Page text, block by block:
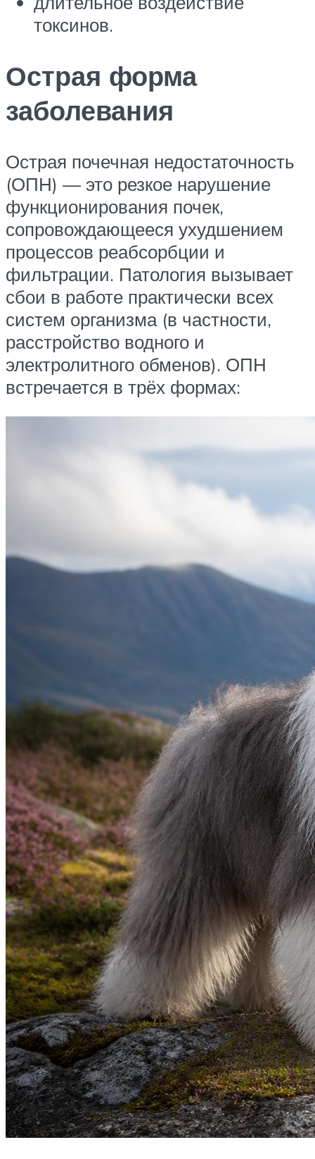
токсинов.
Острая форма
заболевания
Острая почечная недостаточность
(ОПН) — это резкое нарушение
функционирования почек,
сопровождающееся ухудшением
процессов реабсорбции и
фильтрации. Патология вызывает
сбои в работе практически всех
систем организма (в частности,
расстройство водного и
электролитного обменов). ОПН
встречается в трёх формах: